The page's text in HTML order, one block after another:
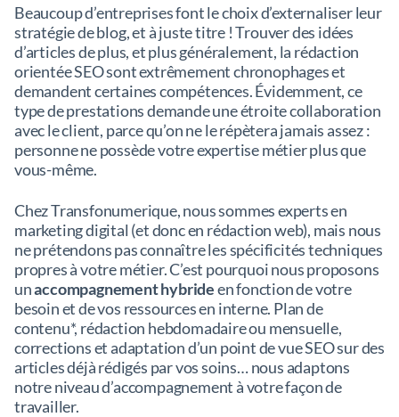
Beaucoup d’entreprises font le choix d’externaliser leur
stratégie de blog, et à juste titre ! Trouver des idées
d’articles de plus, et plus généralement, la rédaction
orientée SEO sont extrêmement chronophages et
demandent certaines compétences. Évidemment, ce
type de prestations demande une étroite collaboration
avec le client, parce qu’on ne le répètera jamais assez :
personne ne possède votre expertise métier plus que
vous-même.
Chez Transfonumerique, nous sommes experts en
marketing digital (et donc en rédaction web), mais nous
ne prétendons pas connaître les spécificités techniques
propres à votre métier. C’est pourquoi nous proposons
unaccompagnement hybrideen fonction de votre
besoin et de vos ressources en interne. Plan de
contenu*, rédaction hebdomadaire ou mensuelle,
corrections et adaptation d’un point de vue SEO sur des
articles déjà rédigés par vos soins… nous adaptons
notre niveau d’accompagnement à votre façon de
travailler.